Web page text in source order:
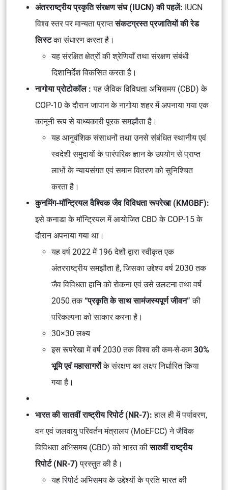
अंतरराष्ट्रीय प्रकृति संरक्षण संघ (IUCN) की पहलें: IUCN
विश्व स्तर पर मान्यता प्राप्तसंकटग्रस्त प्रजातियों की रेड
लिस्टका संधारण करता है।
यह संरक्षित क्षेत्रों की श्रेणियाँ तथा संरक्षण संबंधी
दिशानिर्देश विकसित करता है।
नागोया प्रोटोकॉल :यह जैविक विविधता अभिसमय (CBD) के
COP-10 के दौरान जापान के नागोया शहर में अपनाया गया एक
कानूनी रूप से बाध्यकारी पूरक समझौता है।
यह आनुवंशिक संसाधनों तथा उनसे संबंधित स्थानीय एवं
स्वदेशी समुदायों के पारंपरिक ज्ञान के उपयोग से प्राप्त
लाभों के न्यायसंगत एवं समान वितरण को सुनिश्चित
करता है।
कुनमिंग-मॉन्ट्रियल वैश्विक जैव विविधता रूपरेखा (KMGBF):
इसे कनाडा के मॉन्ट्रियल में आयोजित CBD के COP-15 के
दौरान अपनाया गया था।
यह वर्ष 2022 में 196 देशों द्वारा स्वीकृत एक
अंतरराष्ट्रीय समझौता है, जिसका उद्देश्य वर्ष 2030 तक
जैव विविधता हानि को रोकना एवं उसे उलटना तथा वर्ष
2050 तक“प्रकृति के साथ सामंजस्यपूर्ण जीवन” की
परिकल्पना को साकार करना है।
30×30 लक्ष्य
इस रूपरेखा में वर्ष 2030 तक विश्व की कम-से-कम30%
भूमि एवं महासागरोंके संरक्षण का लक्ष्य निर्धारित किया
गया है।
भारत की सातवीं राष्ट्रीय रिपोर्ट (NR-7):हाल ही में पर्यावरण,
वन एवं जलवायु परिवर्तन मंत्रालय (MoEFCC) ने जैविक
विविधता अभिसमय (CBD) को भारत कीसातवीं राष्ट्रीय
रिपोर्ट (NR-7) प्रस्तुत की है।
यह रिपोर्ट अभिसमय के उद्देश्यों के प्रति भारत की